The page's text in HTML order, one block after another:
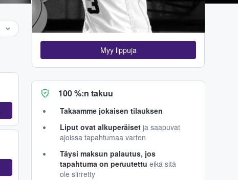
Myy lippuja
100 %:n takuu
Takaamme jokaisen tilauksen
Liput ovat alkuperäiset ja saapuvat
ajoissa tapahtumaa varten
Täysi maksun palautus, jos
tapahtuma on peruutettu eikä sitä
ole siirretty